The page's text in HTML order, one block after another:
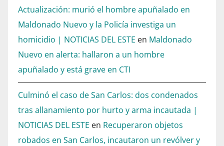
Actualización: murió el hombre apuñalado en
Maldonado Nuevo y la Policía investiga un
homicidio | NOTICIAS DEL ESTE en Maldonado
Nuevo en alerta: hallaron a un hombre
apuñalado y está grave en CTI
Culminó el caso de San Carlos: dos condenados
tras allanamiento por hurto y arma incautada |
NOTICIAS DEL ESTE en Recuperaron objetos
robados en San Carlos, incautaron un revólver y